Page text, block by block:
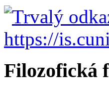
Filozofická